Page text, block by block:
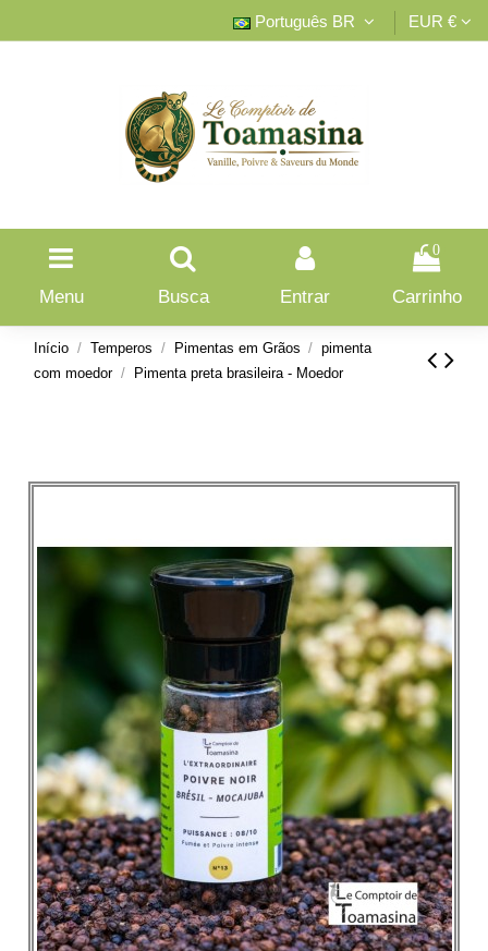
Português BR EUR €
Menu Busca Entrar
0
Carrinho
Início Temperos Pimentas em Grãos
pimenta
com moedor
Pimenta preta brasileira - Moedor